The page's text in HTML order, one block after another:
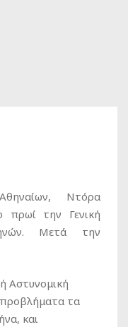
Ντόρα
πρωί την Γενική
Μετά την
Αστυνομική
προβλήματα τα
και